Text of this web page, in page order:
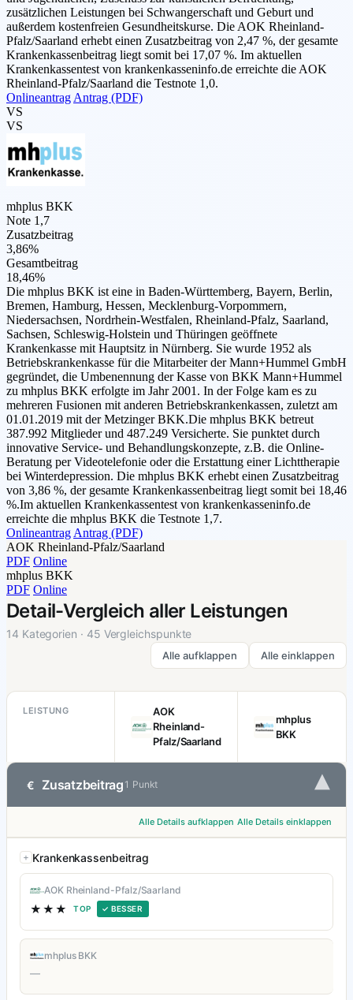
zusätzlichen Leistungen bei Schwangerschaft und Geburt und
außerdem kostenfreien Gesundheitskurse. Die AOK Rheinland-
Pfalz/Saarland erhebt einen Zusatzbeitrag von 2,47 %, der gesamte
Krankenkassenbeitrag liegt somit bei 17,07 %. Im aktuellen
Krankenkassentest von krankenkasseninfo.de erreichte die AOK
Rheinland-Pfalz/Saarland die Testnote 1,0.
Onlineantrag Antrag (PDF)
VS
VS
mhplus BKK
Note 1,7
Zusatzbeitrag
3,86%
Gesamtbeitrag
18,46%
Die mhplus BKK ist eine in Baden-Württemberg, Bayern, Berlin,
Bremen, Hamburg, Hessen, Mecklenburg-Vorpommern,
Niedersachsen, Nordrhein-Westfalen, Rheinland-Pfalz, Saarland,
Sachsen, Schleswig-Holstein und Thüringen geöffnete
Krankenkasse mit Hauptsitz in Nürnberg. Sie wurde 1952 als
Betriebskrankenkasse für die Mitarbeiter der Mann+Hummel GmbH
gegründet, die Umbenennung der Kasse von BKK Mann+Hummel
zu mhplus BKK erfolgte im Jahr 2001. In der Folge kam es zu
mehreren Fusionen mit anderen Betriebskrankenkassen, zuletzt am
01.01.2019 mit der Metzinger BKK.Die mhplus BKK betreut
387.992 Mitglieder und 487.249 Versicherte. Sie punktet durch
innovative Service- und Behandlungskonzepte, z.B. die Online-
Beratung per Videotelefonie oder die Erstattung einer Lichttherapie
bei Winterdepression. Die mhplus BKK erhebt einen Zusatzbeitrag
von 3,86 %, der gesamte Krankenkassenbeitrag liegt somit bei 18,46
%.Im aktuellen Krankenkassentest von krankenkasseninfo.de
erreichte die mhplus BKK die Testnote 1,7.
Onlineantrag Antrag (PDF)
AOK Rheinland-Pfalz/Saarland
PDF Online
mhplus BKK
PDF Online
Detail-Vergleich aller Leistungen
14 Kategorien · 45 Vergleichspunkte
Alle aufklappen Alle einklappen
LEISTUNG
AOK
Rheinland-
Pfalz/Saarland
mhplus
BKK
€ Zusatzbeitrag 1 Punkt ▾
Alle Details aufklappen Alle Details einklappen
Krankenkassenbeitrag
AOK Rheinland-Pfalz/Saarland
★★★ TOP ✓ BESSER
mhplus BKK
—